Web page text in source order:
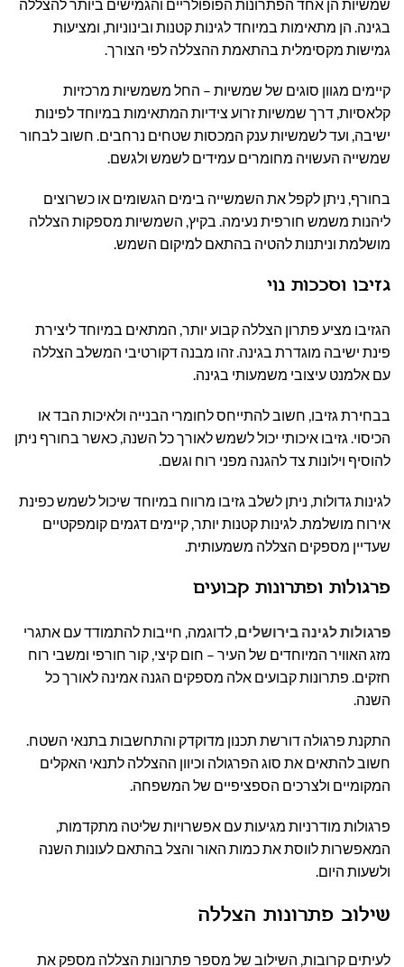
שמשיות הן אחד הפתרונות הפופולריים והגמישים ביותר להצללה
בגינה. הן מתאימות במיוחד לגינות קטנות ובינוניות, ומציעות
גמישות מקסימלית בהתאמת ההצללה לפי הצורך.
קיימים מגוון סוגים של שמשיות – החל משמשיות מרכזיות
קלאסיות, דרך שמשיות זרוע צידיות המתאימות במיוחד לפינות
ישיבה, ועד לשמשיות ענק המכסות שטחים נרחבים. חשוב לבחור
שמשייה העשויה מחומרים עמידים לשמש ולגשם.
בחורף, ניתן לקפל את השמשייה בימים הגשומים או כשרוצים
ליהנות משמש חורפית נעימה. בקיץ, השמשיות מספקות הצללה
מושלמת וניתנות להטיה בהתאם למיקום השמש.
גזיבו וסככות נוי
הגזיבו מציע פתרון הצללה קבוע יותר, המתאים במיוחד ליצירת
פינת ישיבה מוגדרת בגינה. זהו מבנה דקורטיבי המשלב הצללה
עם אלמנט עיצובי משמעותי בגינה.
בבחירת גזיבו, חשוב להתייחס לחומרי הבנייה ולאיכות הבד או
הכיסוי. גזיבו איכותי יכול לשמש לאורך כל השנה, כאשר בחורף ניתן
להוסיף וילונות צד להגנה מפני רוח וגשם.
לגינות גדולות, ניתן לשלב גזיבו מרווח במיוחד שיכול לשמש כפינת
אירוח מושלמת. לגינות קטנות יותר, קיימים דגמים קומפקטיים
שעדיין מספקים הצללה משמעותית.
פרגולות ופתרונות קבועים
פרגולות לגינה בירושלים, לדוגמה, חייבות להתמודד עם אתגרי
מזג האוויר המיוחדים של העיר – חום קיצי, קור חורפי ומשבי רוח
חזקים. פתרונות קבועים אלה מספקים הגנה אמינה לאורך כל
השנה.
התקנת פרגולה דורשת תכנון מדוקדק והתחשבות בתנאי השטח.
חשוב להתאים את סוג הפרגולה וכיוון ההצללה לתנאי האקלים
המקומיים ולצרכים הספציפיים של המשפחה.
פרגולות מודרניות מגיעות עם אפשרויות שליטה מתקדמות,
המאפשרות לווסת את כמות האור והצל בהתאם לעונות השנה
ולשעות היום.
שילוב פתרונות הצללה
לעיתים קרובות, השילוב של מספר פתרונות הצללה מספק את